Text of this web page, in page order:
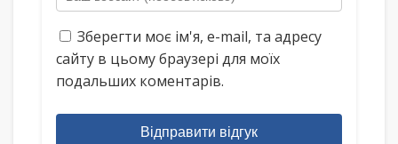
Зберегти моє ім'я, e-mail, та адресу
сайту в цьому браузері для моїх
подальших коментарів.
Відправити відгук